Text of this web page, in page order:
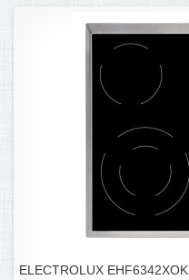
ELECTROLUX EHF6342XOK